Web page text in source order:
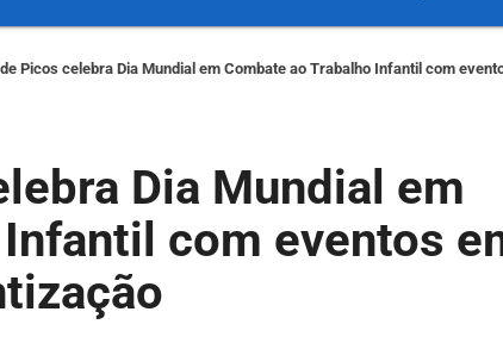
Picos celebra Dia Mundial em Combate ao Trabalho Infantil com
Dia Mundial em
com eventos